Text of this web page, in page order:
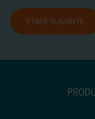
ÉTAPE SUIVANTE